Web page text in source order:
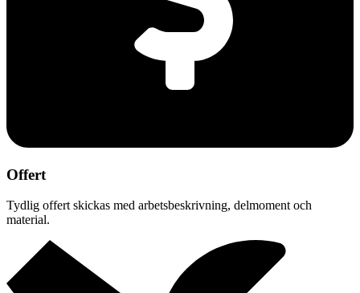
Offert
Tydlig offert skickas med arbetsbeskrivning, delmoment och
material.